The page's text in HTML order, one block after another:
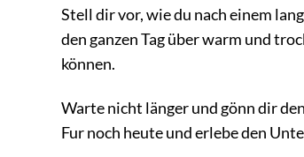
Stell dir vor, wie du nach einem
den ganzen Tag über warm und
können.
Warte nicht länger und gönn dir
Fur noch heute und erlebe den